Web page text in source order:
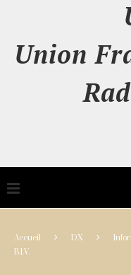
Union
Accueil DX
B.I.V.